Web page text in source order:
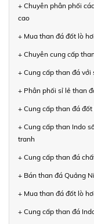
+ Chuyên phân phối
cao
+ Mua than đá đốt lò
+ Chuyên cung cấp
+ Cung cấp than đá
+ Phân phối sỉ lẻ than
+ Cung cấp than đá
+ Cung cấp than Indo
tranh
+ Cung cấp than đá
+ Bán than đá Quảng
+ Mua than đá đốt lò
+ Cung cấp than đá